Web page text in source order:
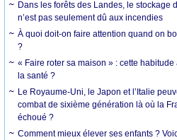
Dans les forêts des Landes, le stockage
n’est pas seulement dû aux incendies
À quoi doit-on faire attention quand on
?
« Faire roter sa maison » : cette
la santé ?
Le Royaume-Uni, le Japon et l’Italie
combat de sixième génération là où la
échoué ?
Comment mieux élever ses enfants ?